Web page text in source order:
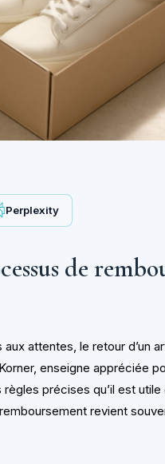
Perplexity
de
attentes, le retour d’un
enseigne appréciée
précises qu’il est utile
revient